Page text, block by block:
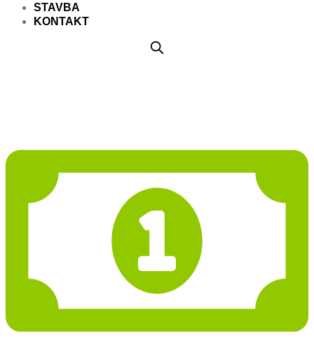
STAVBA
KONTAKT